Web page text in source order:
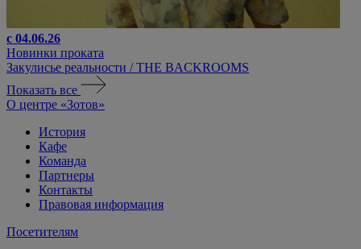
с 04.06.26
Новинки проката
Закулисье реальности / THE BACKROOMS
Показать все
О центре «Зотов»
История
Кафе
Команда
Партнеры
Контакты
Правовая информация
Посетителям